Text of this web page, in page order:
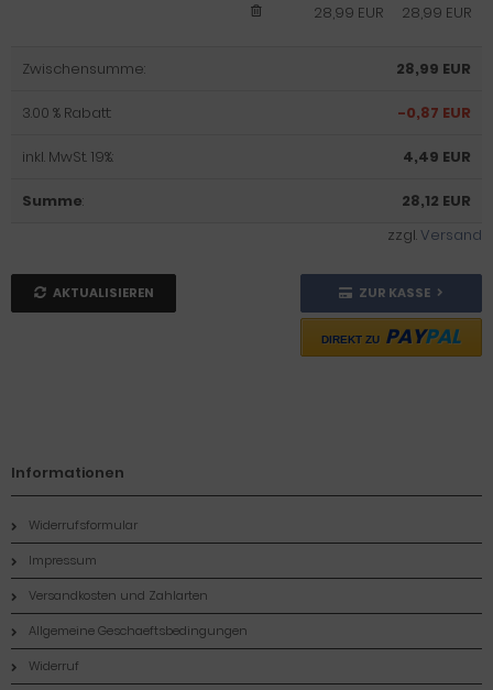
28,99 EUR
28,99 EUR
Zwischensumme: 28,99 EUR
3.00 % Rabatt: -0,87 EUR
inkl. MwSt. 19%: 4,49 EUR
Summe:
28,12 EUR
zzgl.Versand
AKTUALISIEREN ZUR KASSE
DIREKT ZU PAYPAL
Informationen
Widerrufsformular
Impressum
Versandkosten und Zahlarten
Allgemeine Geschaeftsbedingungen
Widerruf